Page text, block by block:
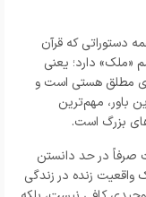
دستوراتی که قرآن
«ملک» دارد؛ یعنی
مطلق هستی است و
باور، مهم‌ترین
بزرگ است.
صرفاً در حد دانستن
زنده در زندگی